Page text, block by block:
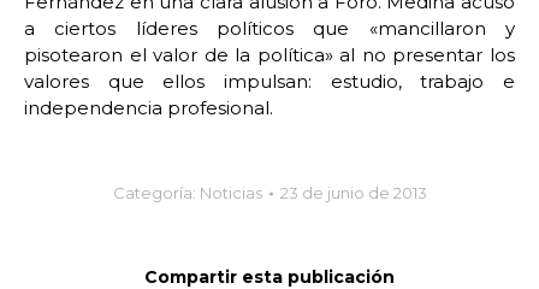
a ciertos líderes políticos que «mancillaron y
pisotearon el valor de la política» al no presentar los
valores que ellos impulsan: estudio, trabajo e
independencia profesional.
Categoría: Noticias 23 de junio de 2013
Compartir esta publicación